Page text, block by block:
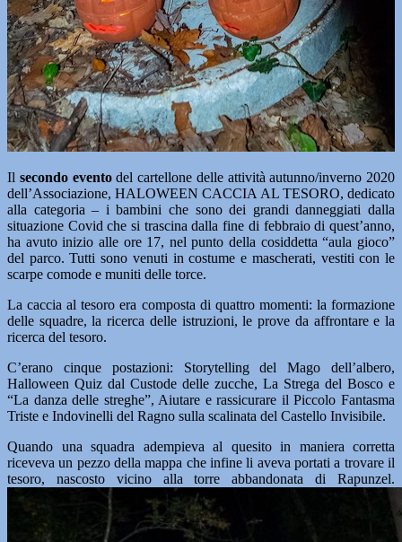
Il secondo eventodel cartellone delle attività autunno/inverno 2020
dell’Associazione, HALOWEEN CACCIA AL TESORO, dedicato
alla categoria – i bambini che sono dei grandi danneggiati dalla
situazione Covid che si trascina dalla fine di febbraio di quest’anno,
ha avuto inizio alle ore 17, nel punto della cosiddetta “aula gioco”
del parco. Tutti sono venuti in costume e mascherati, vestiti con le
scarpe comode e muniti delle torce.
La caccia al tesoro era composta di quattro momenti: la formazione
delle squadre, la ricerca delle istruzioni, le prove da affrontare e la
ricerca del tesoro.
C’erano cinque postazioni: Storytelling del Mago dell’albero,
Halloween Quiz dal Custode delle zucche, La Strega del Bosco e
“La danza delle streghe”, Aiutare e rassicurare il Piccolo Fantasma
Triste e Indovinelli del Ragno sulla scalinata del Castello Invisibile.
Quando una squadra adempieva al quesito in maniera corretta
riceveva un pezzo della mappa che infine li aveva portati a trovare il
tesoro, nascosto vicino alla torre abbandonata di Rapunzel.